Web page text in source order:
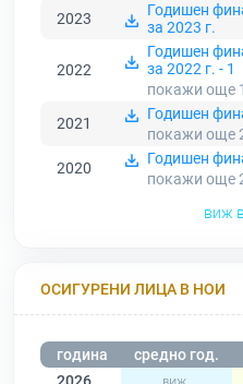
2023
Годишен
за 2023 г.
2022
Годишен
за 2022 г. - 1
покажи още 1
2021
Годишен
покажи още
2020
Годишен
покажи още
виж
ОСИГУРЕНИ ЛИЦА В НОИ
година средно год.